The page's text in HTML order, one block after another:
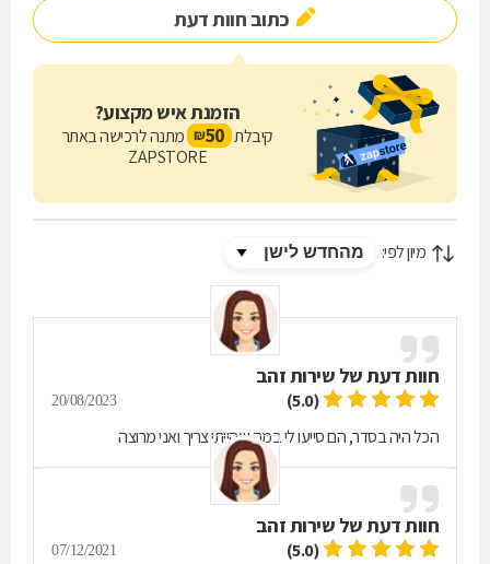
כתוב חוות דעת
הזמנת איש מקצוע?
קיבלת 50
₪ מתנה לרכישה באתר
ZAPSTORE
מיון לפי:
חוות דעת של שירות זהב
(5.0)
20/08/2023
הכל היה בסדר, הם סייעו לי במה שהייתי צריך ואני מרוצה
חוות דעת של שירות זהב
(5.0)
07/12/2021